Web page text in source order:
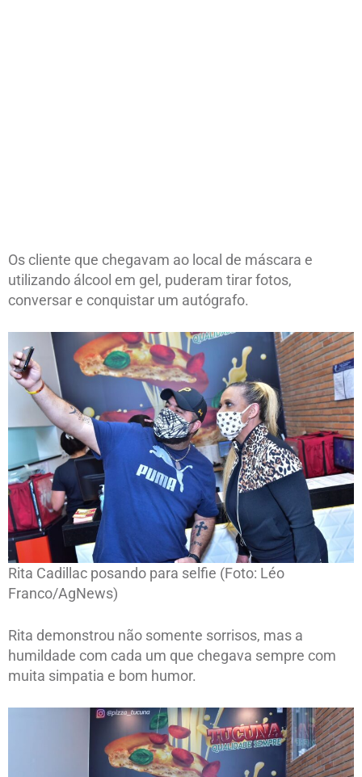
Os cliente que chegavam ao local de máscara e
utilizando álcool em gel, puderam tirar fotos,
conversar e conquistar um autógrafo.
Rita Cadillac posando para selfie (Foto: Léo
Franco/AgNews)
Rita demonstrou não somente sorrisos, mas a
humildade com cada um que chegava sempre com
muita simpatia e bom humor.